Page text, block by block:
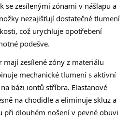
se zesílenými zónami v nášlapu a
nezajišťují dostatečné tlumení
což urychluje opotřebení
podešve.
zesílené zóny z materiálu
mechanické tlumení s aktivní
bázi iontů stříbra. Elastanové
na chodidle a eliminuje skluz a
při dlouhém nošení v pevné obuvi